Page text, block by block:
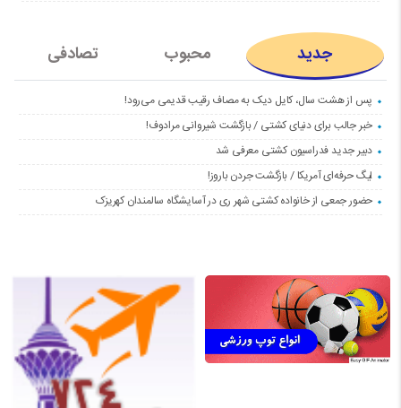
جدید محبوب تصادفی
پس از هشت سال، کایل دیک به مصاف رقیب قدیمی می‌رود!
خبر جالب برای دنیای کشتی / بازگشت شیروانی مرادوف!
دبیر جدید فدراسیون کشتی معرفی شد
لیگ حرفه‌ای آمریکا / بازگشت جردن باروز!
حضور جمعی از خانواده کشتی شهر ری در آسایشگاه سالمندان کهریزک